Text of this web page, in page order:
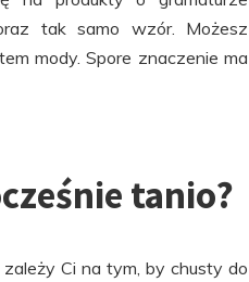
tak samo wzór. Możesz
mody. Spore znaczenie ma
tanio?
Ci na tym, by chusty do